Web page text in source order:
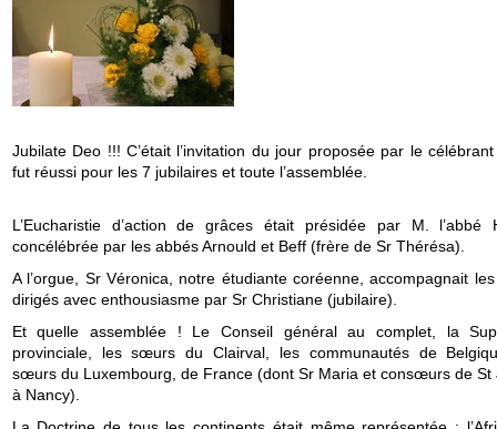
Jubilate Deo !!! C’était l’invitation du jour proposée par le
fut réussi pour les 7 jubilaires et toute l’assemblée.
L’Eucharistie d’action de grâces était présidée par M. l’abbé
concélébrée par les abbés Arnould et Beff (frère de Sr Thérésa).
A l’orgue, Sr Véronica, notre étudiante coréenne, accompagnait
dirigés avec enthousiasme par Sr Christiane (jubilaire).
Et quelle assemblée ! Le Conseil général au complet, la
provinciale, les sœurs du Clairval, les communautés de
sœurs du Luxembourg, de France (dont Sr Maria et consœurs de St
à Nancy).